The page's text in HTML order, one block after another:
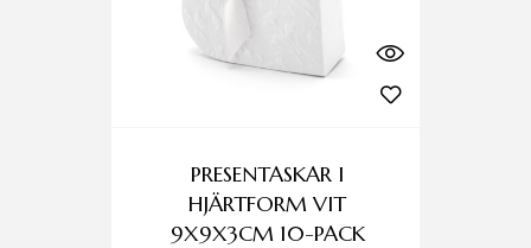
PRESENTASKAR I
HJÄRTFORM VIT
9X9X3CM 10-PACK